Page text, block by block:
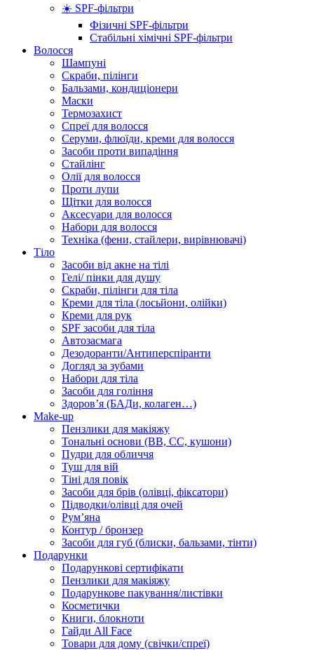
☀️ SPF-фільтри
Фізичні SPF-фільтри
Стабільні хімічні SPF-фільтри
Волосся
Шампуні
Скраби, пілінги
Бальзами, кондиціонери
Маски
Термозахист
Спреї для волосся
Серуми, флюїди, креми для волосся
Засоби проти випадіння
Стайлінг
Олії для волосся
Проти лупи
Щітки для волосся
Аксесуари для волосся
Набори для волосся
Техніка (фени, стайлери, вирівнювачі)
Тіло
Засоби від акне на тілі
Гелі/ пінки для душу
Скраби, пілінги для тіла
Креми для тіла (лосьйони, олійки)
Креми для рук
SPF засоби для тіла
Автозасмага
Дезодоранти/Антиперспіранти
Догляд за зубами
Набори для тіла
Засоби для гоління
Здоровʼя (БАДи, колаген…)
Make-up
Пензлики для макіяжу
Тональні основи (BB, CC, кушони)
Пудри для обличчя
Туш для вій
Тіні для повік
Засоби для брів (олівці, фіксатори)
Підводки/олівці для очей
Румʼяна
Контур / бронзер
Засоби для губ (блиски, бальзами, тінти)
Подарунки
Подарункові сертифікати
Пензлики для макіяжу
Подарункове пакування/листівки
Косметички
Книги, блокноти
Гайди All Face
Товари для дому (свічки/спреї)